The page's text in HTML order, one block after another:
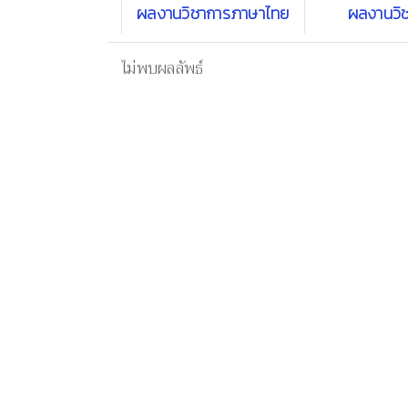
ผลงานวิชาการภาษาไทย ผลงานวิ
ไม่พบผลลัพธ์